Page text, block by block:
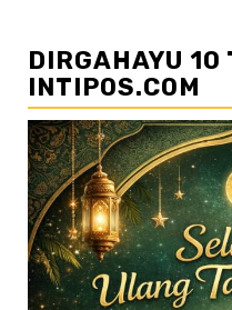
DIRGAHAYU 10
INTIPOS.COM